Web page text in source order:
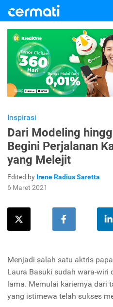
Inspirasi
Dari Modeling
Begini Perjalanan
yang Melejit
Edited by Irene Radius Saretta
6 Maret 2021
Menjadi salah satu aktris
Laura Basuki sudah wara-wiri
lama. Memulai kariernya dari
yang istimewa telah sukses